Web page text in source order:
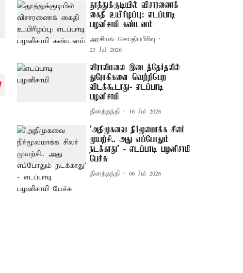
தூத்துக்குடியில் விசாரணைக்
கைதி உயிரிழப்பு: எடப்பாடி
பழனிசாமி கண்டனம்
அரசியல் செய்திப்பிரிவு
23 Jul 2026
விராலிமலை இடைத்தேர்தலில்
துரோகிகளை வெற்றிபெற
விடக்கூடாது- எடப்பாடி
பழனிசாமி
தினத்தந்தி 16 Jul 2026
’அதிமுகவை நிர்மூலமாக்க சிலர்
முயற்சி.. அது எப்போதும்
நடக்காது’ - எடப்பாடி பழனிசாமி
பேச்சு
தினத்தந்தி 06 Jul 2026